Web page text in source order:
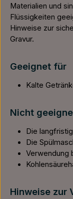
Materialien und
Flüssigkeiten
Hinweise zur
Gravur.
Geeignet für
Kalte
Nicht
Die
Die
Verwendung
Hinweise zur